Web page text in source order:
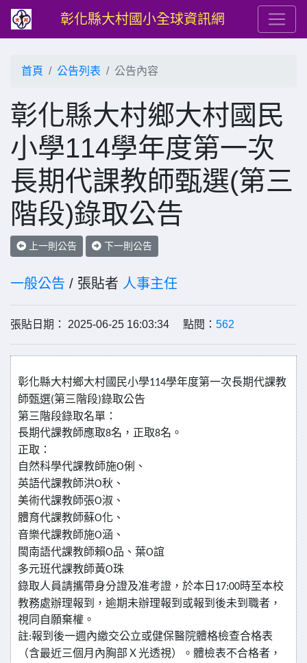
彰化縣大村國小全球資訊網
首頁 公告列表 公告內容
彰化縣大村鄉大村國民
小學114學年度第一次
長期代課教師甄選(第三
階段)錄取公告
上一則公告 下一則公告
一般公告 / 張貼者 人事主任
張貼日期： 2025-06-25 16:03:34 點閱： 562
彰化縣大村鄉大村國民小學114學年度第一次長期代課教
師甄選(第三階段)錄取公告
第三階段錄取名單：
長期代課教師應取8名，正取8名。
正取：
自然科學代課教師施O俐、
英語代課教師洪O秋、
美術代課教師張O淑、
體育代課教師蘇O化、
音樂代課教師施O涵、
閩南語代課教師賴O品、葉O誼
多元班代課教師黃O珠
錄取人員請攜帶身分證及准考證，於本日 17:00時至本校
教務處辦理報到，逾期未辦理報到或報到後未到職者，
視同自願棄權。
註:報到後一週內繳交公立或健保醫院體格檢查合格表
（含最近三個月內胸部Ｘ光透視）。體檢表不合格者，